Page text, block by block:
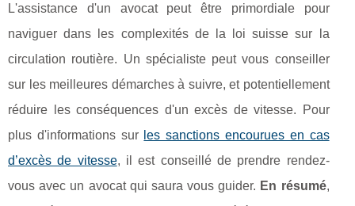
L'assistance d'un avocat peut être primordiale pour
naviguer dans les complexités de la loi suisse sur la
circulation routière. Un spécialiste peut vous conseiller
sur les meilleures démarches à suivre, et potentiellement
réduire les conséquences d'un excès de vitesse. Pour
plus d'informations sur les sanctions encourues en cas
d’excès de vitesse, il est conseillé de prendre rendez-
vous avec un avocat qui saura vous guider. En résumé,